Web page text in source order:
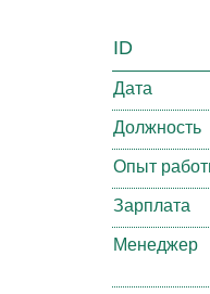
ID
Дата
Должность
Опыт
Зарплата
Менеджер